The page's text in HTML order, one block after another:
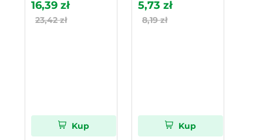
16,39 zł
23,42 zł
Kup
5,73 zł
8,19 zł
Kup